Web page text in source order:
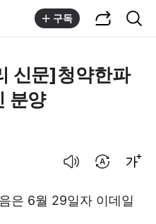
구독
신문]청약한파
분양
은 6월 29일자 이데일